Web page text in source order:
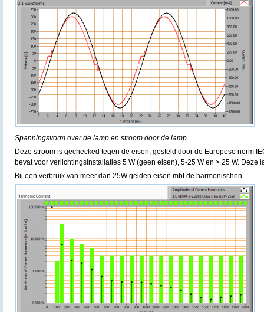
Spanningsvorm over de lamp en stroom door de lamp.
Deze stroom is gechecked tegen de eisen, gesteld door de Europese norm
bevat voor verlichtingsinstallaties 5 W (geen eisen), 5-25 W en > 25 W. Deze
Bij een verbruik van meer dan 25W gelden eisen mbt de harmonischen.